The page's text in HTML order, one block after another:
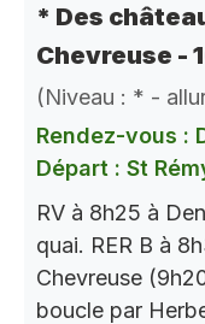
* Des
Chevreuse -
(Niveau : * -
Rendez-vous :
Départ : St
RV à 8h25 à
quai. RER B à
Chevreuse
boucle par